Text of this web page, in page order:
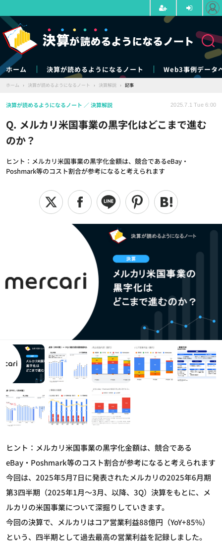
ホーム 決算が読めるようになるノート Web3事例データ
ホーム › 決算が読めるようになるノート › 決算解説 › 記事
Q. メルカリ米国事業の黒字化はどこまで進む
のか？
ヒント：メルカリ米国事業の黒字化金額は、競合であるeBay・
Poshmark等のコスト割合が参考になると考えられます
決算が読めるようになるノート 決算解説 2025.7.1 Tue 6:00
ヒント：メルカリ米国事業の黒字化金額は、競合である
eBay・Poshmark等のコスト割合が参考になると考えられます
今回は、2025年5月7日に発表されたメルカリの2025年6月期
第3四半期（2025年1月～3月、以降、3Q）決算をもとに、メ
ルカリの米国事業について深掘りしていきます。
今回の決算で、メルカリはコア営業利益88億円（YoY+85%）
という、四半期として過去最高の営業利益を記録しました。